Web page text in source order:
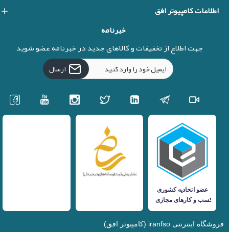
اطلاعات کامپیوتر افق
خبرنامه
جهت اطلاع از تخفیفات و کالاهای جدید در خبرنامه عضو شوید
ارسال
فروشگاه اینترنتی iranfso (کامپیوتر افق)